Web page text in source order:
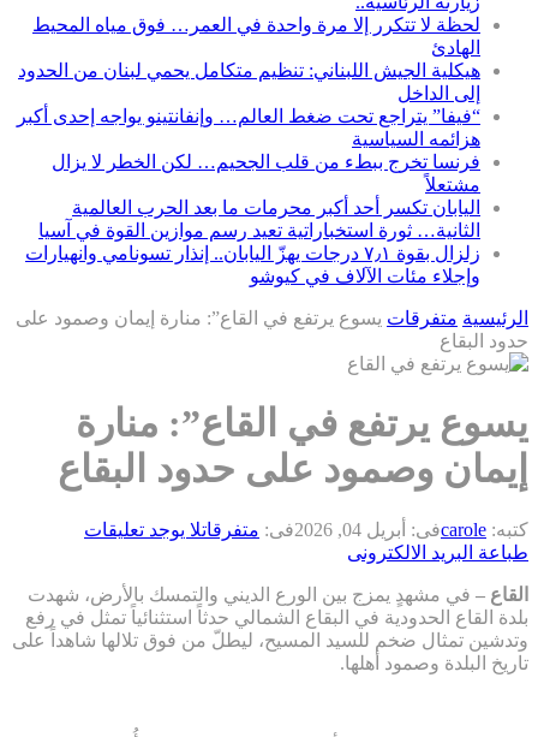
لحظة لا تتكرر إلا مرة واحدة في العمر… فوق مياه المحيط
الهادئ
هيكلية الجيش اللبناني: تنظيم متكامل يحمي لبنان من الحدود
إلى الداخل
“فيفا” يتراجع تحت ضغط العالم… وإنفانتينو يواجه إحدى أكبر
هزائمه السياسية
فرنسا تخرج ببطء من قلب الجحيم… لكن الخطر لا يزال
مشتعلاً
اليابان تكسر أحد أكبر محرمات ما بعد الحرب العالمية
الثانية… ثورة استخباراتية تعيد رسم موازين القوة في آسيا
زلزال بقوة ٧٫١ درجات يهزّ اليابان.. إنذار تسونامي وانهيارات
وإجلاء مئات الآلاف في كيوشو
الرئيسية متفرقات يسوع يرتفع في القاع”: منارة إيمان وصمود على
حدود البقاع
يسوع يرتفع في القاع”: منارة
إيمان وصمود على حدود البقاع
كتبه: caroleفى: أبريل 04, 2026 فى: متفرقاتلا يوجد تعليقات
طباعة البريد الالكترونى
القاع – في مشهدٍ يمزج بين الورع الديني والتمسك بالأرض، شهدت
بلدة القاع الحدودية في البقاع الشمالي حدثاً استثنائياً تمثل في رفع
وتدشين تمثال ضخم للسيد المسيح، ليطلّ من فوق تلالها شاهداً على
تاريخ البلدة وصمود أهلها.